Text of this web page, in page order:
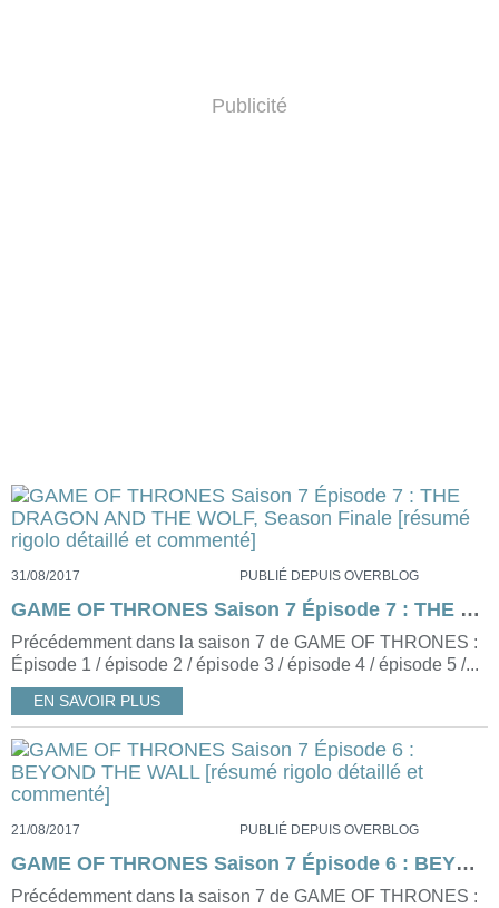
Publicité
31/08/2017 PUBLIÉ DEPUIS OVERBLOG
GAME OF THRONES Saison 7 Épisode 7 : THE DRAGON AND THE WOLF, Season Finale [résumé rigolo détaillé et commenté]
Précédemment dans la saison 7 de GAME OF THRONES :
Épisode 1 / épisode 2 / épisode 3 / épisode 4 / épisode 5 /...
EN SAVOIR PLUS
21/08/2017 PUBLIÉ DEPUIS OVERBLOG
GAME OF THRONES Saison 7 Épisode 6 : BEYOND THE WALL [résumé rigolo détaillé et commenté]
Précédemment dans la saison 7 de GAME OF THRONES :